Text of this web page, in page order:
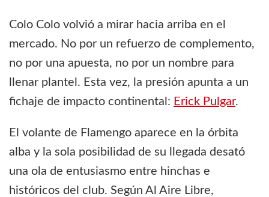
Colo Colo volvió a mirar hacia arriba en el
mercado. No por un refuerzo de complemento,
no por una apuesta, no por un nombre para
llenar plantel. Esta vez, la presión apunta a un
fichaje de impacto continental: Erick Pulgar.
El volante de Flamengo aparece en la órbita
alba y la sola posibilidad de su llegada desató
una ola de entusiasmo entre hinchas e
históricos del club. Según Al Aire Libre,